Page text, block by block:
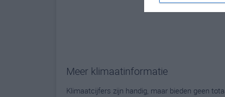
Meer klimaatinformatie
Klimaatcijfers zijn handig, maar bieden geen